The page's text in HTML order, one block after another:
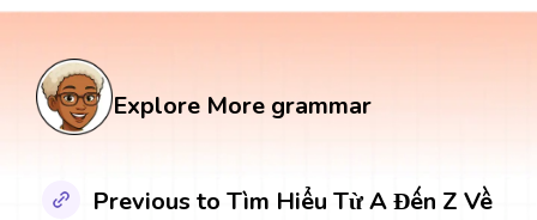
Explore More grammar
Previous to Tìm Hiểu Từ A Đến Z Về